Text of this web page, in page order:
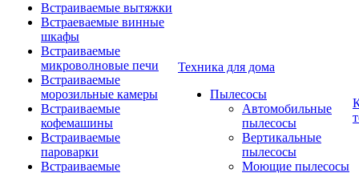
Встраиваемые вытяжки
Встраеваемые винные
шкафы
Встраиваемые
микроволновые печи
Встраиваемые
морозильные камеры
Встраиваемые
кофемашины
Встраиваемые
пароварки
Встраиваемые
Техника для дома
Пылесосы
Автомобильные
пылесосы
Вертикальные
пылесосы
Моющие пылесосы